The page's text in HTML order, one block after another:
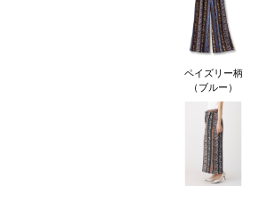
ペイズリー柄
（ブルー）